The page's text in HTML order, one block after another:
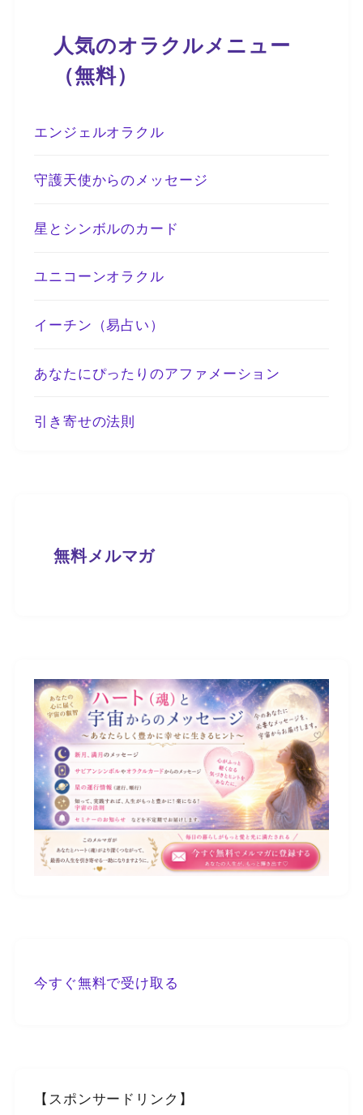
人気のオラクルメニュー
（無料）
エンジェルオラクル
守護天使からのメッセージ
星とシンボルのカード
ユニコーンオラクル
イーチン（易占い）
あなたにぴったりのアファメーション
引き寄せの法則
無料メルマガ
今すぐ無料で受け取る
【スポンサードリンク】